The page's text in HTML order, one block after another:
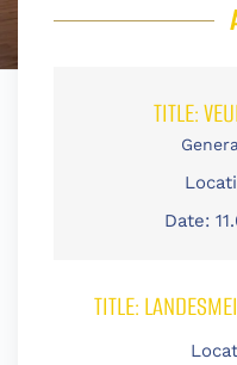
TITLE:
Date:
TITLE: